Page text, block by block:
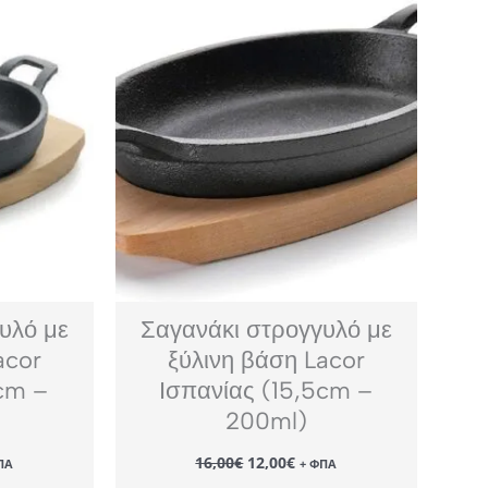
με
–
Σαγανάκι στρογγυλό με
ξύλινη βάση Lacor
Ισπανίας (15,5cm –
200ml)
16,00€ Original
price
12,00€Η
τρέχουσα
+ ΦΠΑ